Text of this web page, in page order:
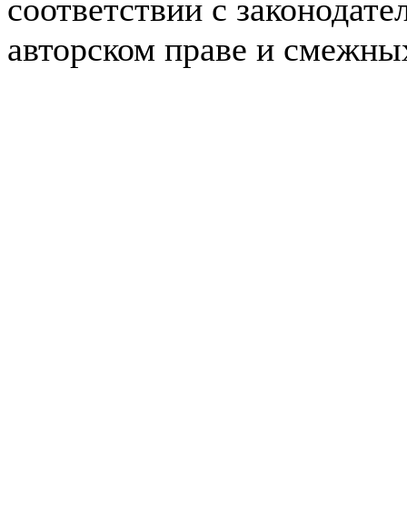
соответствии с
авторском праве и